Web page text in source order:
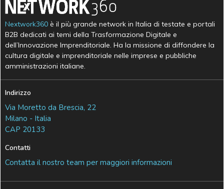
Nextwork360 è il più grande network in Italia di testate e portali
B2B dedicati ai temi della Trasformazione Digitale e
dell’Innovazione Imprenditoriale. Ha la missione di diffondere la
cultura digitale e imprenditoriale nelle imprese e pubbliche
amministrazioni italiane.
Indirizzo
Via Moretto da Brescia, 22
Milano - Italia
CAP 20133
Contatti
Contatta il nostro team per maggiori informazioni